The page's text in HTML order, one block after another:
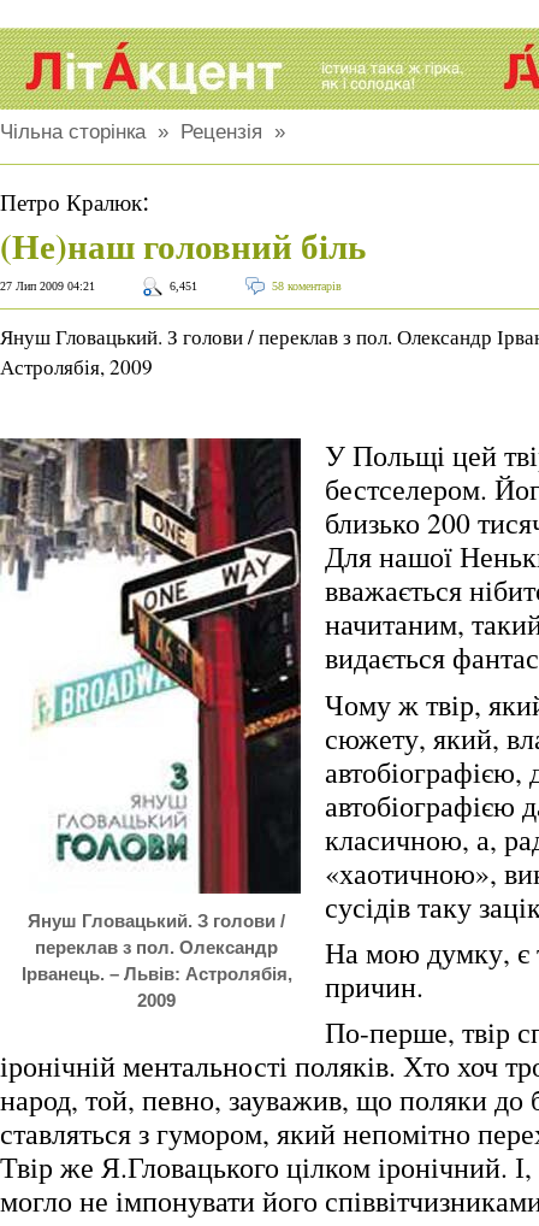
Чільна сторінка» Рецензія »
Петро Кралюк:
(Не)наш головний біль
27 Лип 2009 04:21 6,451 58 коментарів
Януш Гловацький. З голови / переклав з пол. Олександр
Астролябія, 2009
Януш Гловацький. З голови /
переклав з пол. Олександр
Ірванець. – Львів: Астролябія,
2009
У Польщі цей
бестселером.
близько 200
Для нашої
вважається
начитаним,
видається
Чому ж твір,
сюжету, який,
автобіографією,
автобіографією
класичною, а,
«хаотичною»,
сусідів таку
На мою думку, є
причин.
По-перше, твір
іронічній ментальності поляків. Хто хоч
народ, той, певно, зауважив, що поляки до
ставляться з гумором, який непомітно
Твір же Я.Гловацького цілком іронічний.
могло не імпонувати його